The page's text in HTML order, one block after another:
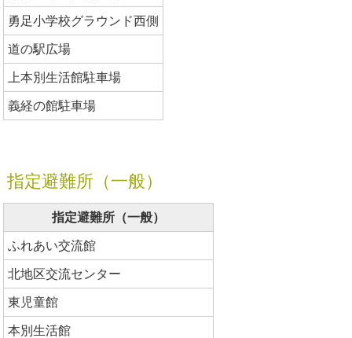
勇足小学校グラウンド西側
道の駅広場
上本別生活館駐車場
義経の館駐車場
指定避難所（一般）
指定避難所（一般）
ふれあい交流館
北地区交流センター
東児童館
本別生活館